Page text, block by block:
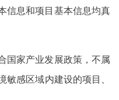
信息和项目基本信息均真
国家产业发展政策，不属
感区域内建设的项目、